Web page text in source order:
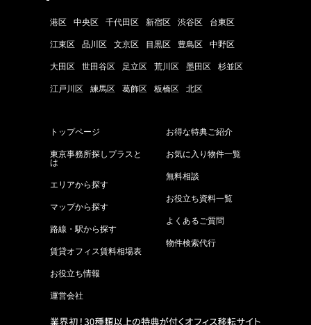
港区 中央区 千代田区 新宿区 渋谷区 台東区
江東区 品川区 文京区 目黒区 豊島区 中野区
大田区 世田谷区 足立区 荒川区 墨田区 杉並区
江戸川区 練馬区 葛飾区 板橋区 北区
トップページ
東京事務所探しプラスと
は
エリアから探す
マップから探す
路線・駅から探す
賃貸オフィス賃料相場表
お得な特典ご紹介
お気に入り物件一覧
無料相談
お役立ち資料一覧
よくあるご質問
物件検索代行
お役立ち情報
運営会社